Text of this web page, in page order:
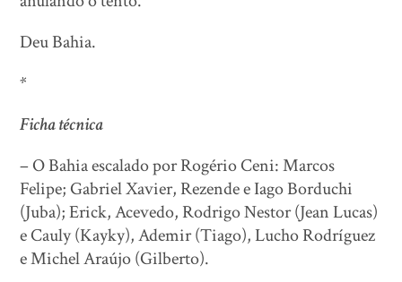
Deu Bahia.
*
Ficha técnica
– O Bahia escalado por Rogério Ceni: Marcos
Felipe; Gabriel Xavier, Rezende e Iago Borduchi
(Juba); Erick, Acevedo, Rodrigo Nestor (Jean Lucas)
e Cauly (Kayky), Ademir (Tiago), Lucho Rodríguez
e Michel Araújo (Gilberto).